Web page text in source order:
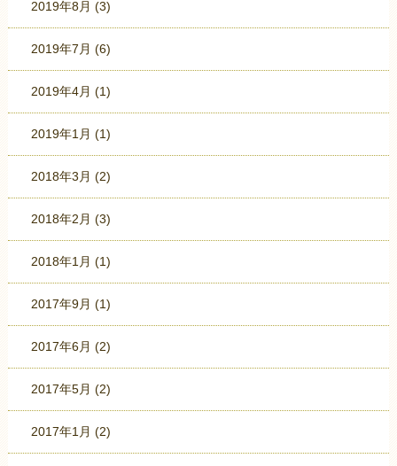
2019年8月 (3)
2019年7月 (6)
2019年4月 (1)
2019年1月 (1)
2018年3月 (2)
2018年2月 (3)
2018年1月 (1)
2017年9月 (1)
2017年6月 (2)
2017年5月 (2)
2017年1月 (2)